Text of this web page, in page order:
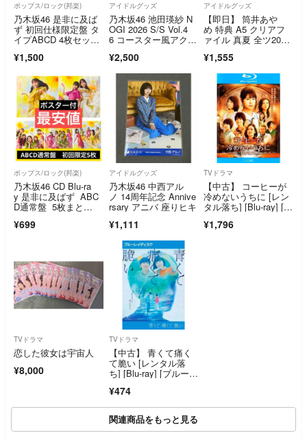
ポップス/ロック(邦楽)
乃木坂46 是非に及ば
ず 初回仕様限定盤 タ
イプABCD 4枚セッ
き 五百城茉央 コン
¥1,500
アイドルグッズ
乃木坂46 池田瑛紗 N
OGI 2026 S/S Vol.4
6 コースター風アクリ
¥2,500
アイドルグッズ
【即日】 筒井あや
め 特典 A5 クリアフ
ァイル 真夏 全ツ202
¥1,555
ポップス/ロック(邦楽)
乃木坂46 CD Blu-ra
y 是非に及ばず ABC
D通常盤 5枚まと
き 特典付き 井上
¥699
アイドルグッズ
乃木坂46 中西アル
ノ 14周年記念 Annive
rsary アニバ 座りヒキ
¥1,111
TVドラマ
【中古】 コーヒーが
冷めないうちに [レン
タル落ち] [Blu-ray] [ブ
¥1,796
TVドラマ
恋した彼女は宇宙人
¥8,000
TVドラマ
【中古】 青くて痛く
て脆い [レンタル落
ち] [Blu-ray] [ブルーレ
¥474
関連商品をもっと見る